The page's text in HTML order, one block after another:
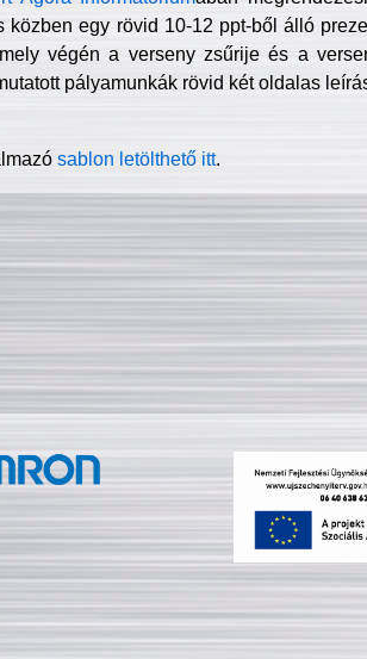
egy rövid 10-12 ppt-ből álló
végén a verseny zsűrije és a
pályamunkák rövid két oldalas
sablon letölthető itt.